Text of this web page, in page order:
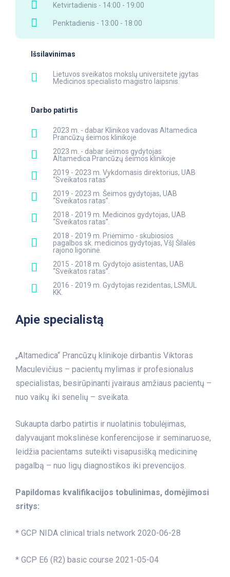
Ketvirtadienis - 14:00 - 19:00
Penktadienis - 13:00 - 18:00
Išsilavinimas
Lietuvos sveikatos mokslų universitete įgytas
Medicinos specialisto magistro laipsnis.
Darbo patirtis
2023 m. - dabar Klinikos vadovas Altamedica
Prancūzų šeimos klinikoje
2023 m. - dabar šeimos gydytojas
Altamedica Prancūzų šeimos klinikoje
2019 - 2023 m. Vykdomasis direktorius, UAB
“Sveikatos ratas”
2019 - 2023 m. Šeimos gydytojas, UAB
“Sveikatos ratas”.
2018 - 2019 m. Medicinos gydytojas, UAB
“Sveikatos ratas”.
2018 - 2019 m. Priėmimo - skubiosios
pagalbos sk. medicinos gydytojas, VšĮ Šilalės
rajono ligoninė.
2015 - 2018 m. Gydytojo asistentas, UAB
“Sveikatos ratas”.
2016 - 2019 m. Gydytojas rezidentas, LSMUL
KK.
Apie specialistą
„Altamedica“ Prancūzų klinikoje dirbantis Viktoras
Maculevičius – pacientų mylimas ir profesionalus
specialistas, besirūpinanti įvairaus amžiaus pacientų –
nuo vaikų iki senelių – sveikata.
Sukaupta darbo patirtis ir nuolatinis tobulėjimas,
dalyvaujant mokslinėse konferencijose ir seminaruose,
leidžia pacientams suteikti visapusišką medicininę
pagalbą – nuo ligų diagnostikos iki prevencijos.
Papildomas kvalifikacijos tobulinimas, domėjimosi
sritys:
* GCP NIDA clinical trials network 2020-06-28
* GCP E6 (R2) basic course 2021-05-04